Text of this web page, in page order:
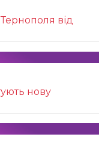
від
нову